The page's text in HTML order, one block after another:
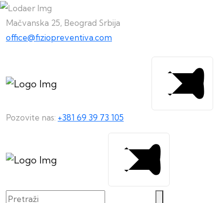
Mačvanska 25, Beograd Srbija
office@fiziopreventiva.com
Pozovite nas: +381 69 39 73 105